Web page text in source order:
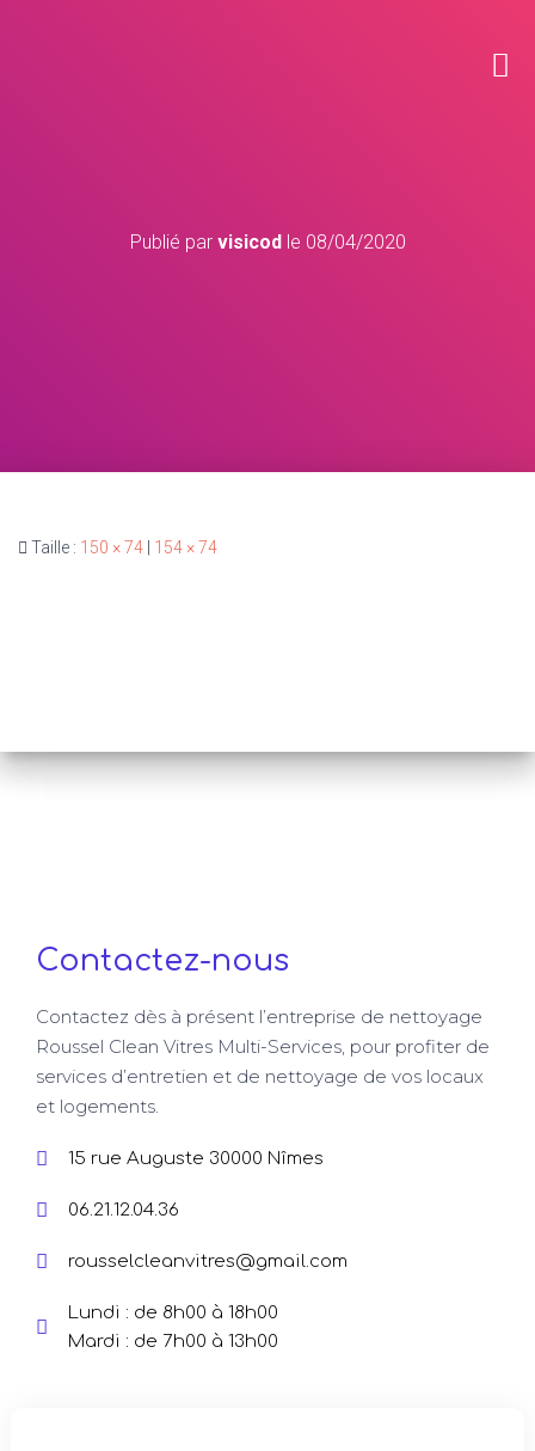
Publié par visicodle 08/04/2020
Taille : 150 × 74 154 × 74
Contactez-nous
Contactez dès à présent l’entreprise de nettoyage
Roussel Clean Vitres Multi-Services, pour profiter de
services d’entretien et de nettoyage de vos locaux
et logements.
15 rue Auguste 30000 Nîmes
06.21.12.04.36
rousselcleanvitres@gmail.com
Lundi : de 8h00 à 18h00
Mardi : de 7h00 à 13h00